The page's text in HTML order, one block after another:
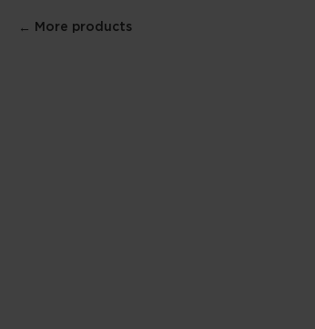
More products